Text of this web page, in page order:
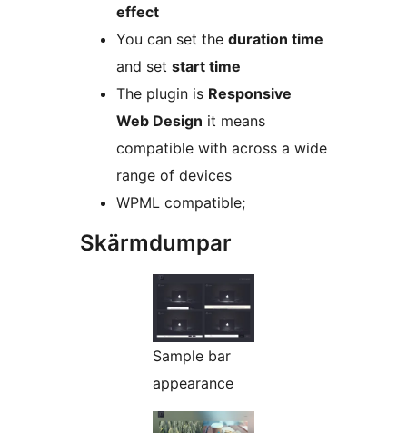
effect
You can set the duration time
and set start time
The plugin is Responsive
Web Design it means
compatible with across a wide
range of devices
WPML compatible;
Skärmdumpar
Sample bar
appearance